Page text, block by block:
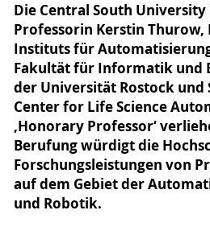
Die Central South University
Professorin Kerstin
Instituts für
Fakultät für Informatik und
der Universität Rostock und
Center for Life Science
‚Honorary Professor‘
Berufung würdigt die
Forschungsleistungen von
auf dem Gebiet der
und Robotik.